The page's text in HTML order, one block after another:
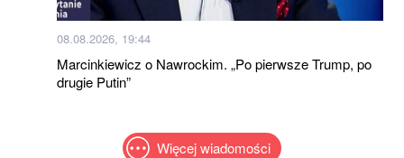
08.08.2026, 19:44
Marcinkiewicz o Nawrockim. „Po pierwsze Trump, po
drugie Putin”
Więcej wiadomości